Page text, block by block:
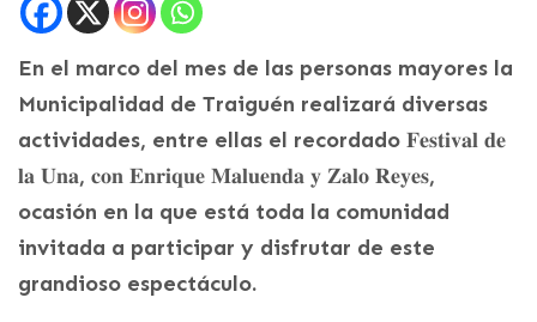
En el marco del mes de las personas mayores la
Municipalidad de Traiguén realizará diversas
actividades, entre ellas el recordado 𝐅𝐞𝐬𝐭𝐢𝐯𝐚𝐥 𝐝𝐞
𝐥𝐚 𝐔𝐧𝐚, 𝐜𝐨𝐧 𝐄𝐧𝐫𝐢𝐪𝐮𝐞 𝐌𝐚𝐥𝐮𝐞𝐧𝐝𝐚 𝐲 𝐙𝐚𝐥𝐨 𝐑𝐞𝐲𝐞𝐬,
ocasión en la que está toda la comunidad
invitada a participar y disfrutar de este
grandioso espectáculo.